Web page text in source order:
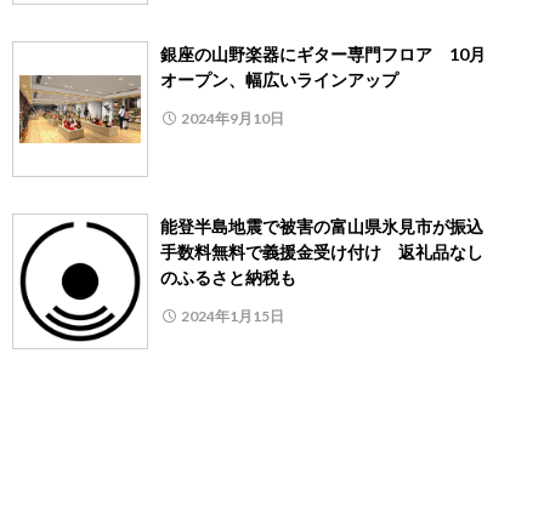
銀座の山野楽器にギター専門フロア 10月
オープン、幅広いラインアップ
2024年9月10日
能登半島地震で被害の富山県氷見市が振込
手数料無料で義援金受け付け 返礼品なし
のふるさと納税も
2024年1月15日